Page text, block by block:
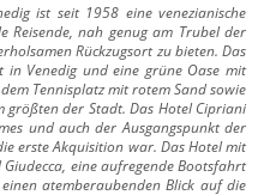
ist seit 1958 eine venezianische
Reisende, nah genug am Trubel der
Rückzugsort zu bieten. Das
in Venedig und eine grüne Oase mit
Tennisplatz mit rotem Sand sowie
größten der Stadt. Das Hotel Cipriani
und auch der Ausgangspunkt der
erste Akquisition war. Das Hotel mit
eine aufregende Bootsfahrt
atemberaubenden Blick auf die